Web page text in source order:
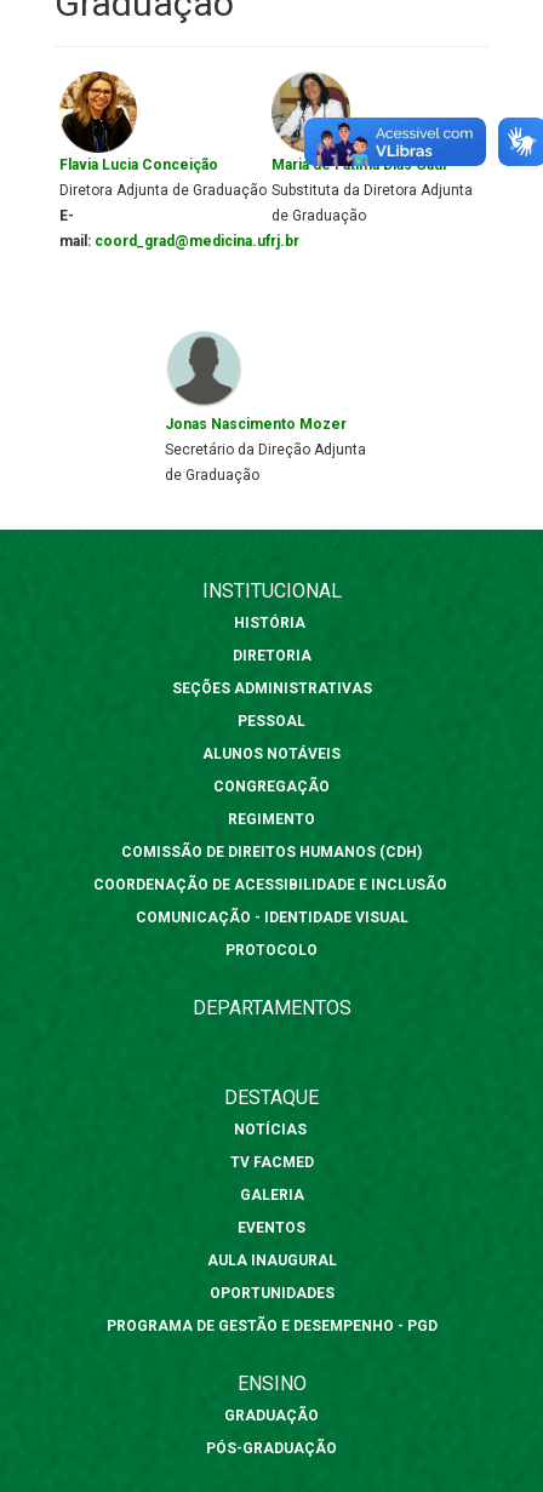
Flavia Lucia Conceição
Diretora Adjunta de Graduação
E-
mail: coord_grad@medicina.ufrj.br
Maria de Fátima Dias Gaui
Substituta da Diretora Adjunta
de Graduação
Jonas Nascimento Mozer
Secretário da Direção Adjunta
de Graduação
INSTITUCIONAL
HISTÓRIA
DIRETORIA
SEÇÕES ADMINISTRATIVAS
PESSOAL
ALUNOS NOTÁVEIS
CONGREGAÇÃO
REGIMENTO
COMISSÃO DE DIREITOS HUMANOS (CDH)
COORDENAÇÃO DE ACESSIBILIDADE E INCLUSÃO
COMUNICAÇÃO - IDENTIDADE VISUAL
PROTOCOLO
DEPARTAMENTOS
DESTAQUE
NOTÍCIAS
TV FACMED
GALERIA
EVENTOS
AULA INAUGURAL
OPORTUNIDADES
PROGRAMA DE GESTÃO E DESEMPENHO - PGD
ENSINO
GRADUAÇÃO
PÓS-GRADUAÇÃO